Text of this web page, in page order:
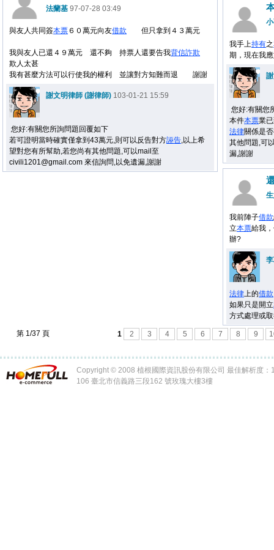
法蘭基 97-07-28 03:49
與友人共同簽本票 ６０萬元向友借款 但只拿到４３萬元
我與友人已還４９萬元 還不夠 持票人還要告我背信詐欺
欺人太甚
我有甚麼方法可以行使我的權利 並讓對方知難而退 謝謝
謝文明律師 (謝律師) 103-01-21 15:59
您好:有關您所詢問題回覆如下
若可證明當時確實僅拿到43萬元,則可以反告對方誣告,以上希
望對您有所幫助,若您尚有其他問題,可以mail至
civili1201@gmail.com 來信詢問,以免遺漏,謝謝
我手上持有之
期，現在我
您好:有關您
本件本票業
法律關係是
其他問題,可
漏,謝謝
我前陣子借款
立本票給我
辦?
法律上的借款
如果只是開立
方式處理或
第 1/37 頁 1 2 3 4 5 6 7 8 9
Copyright © 2008 植根國際資訊股份有限公司 最佳解析度：
106 臺北市信義路三段162 號玫瑰大樓3樓